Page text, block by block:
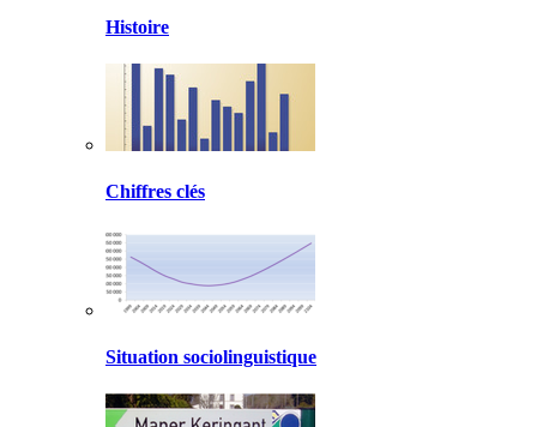
Histoire
Chiffres clés
Situation sociolinguistique